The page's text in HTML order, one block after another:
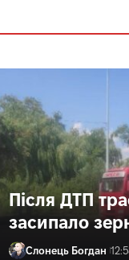
Після ДТП
засипало
Слонець Богдан